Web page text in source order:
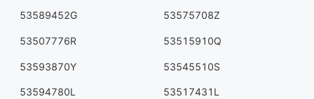
53589452G 53575708Z
53507776R 53515910Q
53593870Y 53545510S
53594780L 53517431L